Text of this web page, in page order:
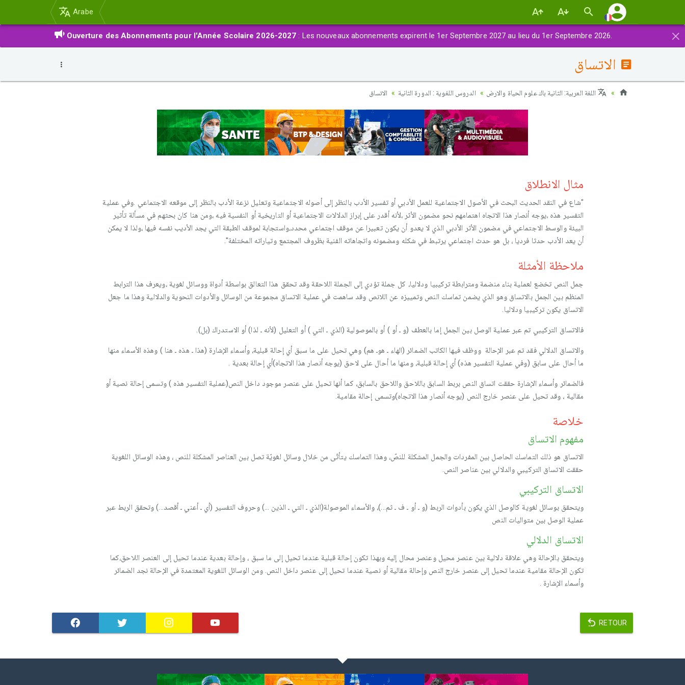
Arabe
×
Ouverture des Abonnements pour l'Année Scolaire 2026-2027 : Les nouveaux abonnements expirent le 1er Septembre 2027 au lieu du 1er Septembre 2026.
الاتساق
اللغة العربية: الثانية باك علوم الحياة والارض الدروس اللغوية : الدورة الثانية الاتساق
مثال الانطلاق
"شاع في النقد الحديث البحث في الأصول الاجتماعية للعمل الأدبي أو تفسير الأدب بالنظر إلى أصوله الاجتماعية وتعليل نزعة الأدب بالنظر إلى موقعه الاجتماعي .وفي عملية
التفسير هذه ،يوجه أنصار هذا الاتجاه اهتمامهم نحو مضمون الأثر ،لأنه أقدر على إبراز الدلالات الاجتماعية أو التاريخية أو النفسية فيه ،ومن هنا كان بحثهم في مسألة تأثير
البيئة والوسط الاجتماعي في مضمون الأثر الأدبي الذي لا يعدو أن يكون تعبيرا عن موقف اجتماعي محدد،واستجابة لموقف الطبقة التي يجد الأديب نفسه فيها ،ولذا لا يمكن
أن يعد الأدب حدثا فرديا ، بل هو حدث اجتماعي يرتبط في شكله ومضمونه واتجاهاته الفنية بظروف المجتمع وتياراته المختلفة".
ملاحظة الأمثلة
جمل النص تخضع لعملية بناء منضمة ومترابطة تركيبيا ودلاليا، كل جملة تؤدي إلى الجملة اللاحقة وقد تحقق هذا التعالق بواسطة أدواة ووسائل لغوية ،ويعرف هذا الترابط
المنظم بين الجمل بالاتساق وهو الذي يضمن تماسك النص وتمييزه عن اللانص وقد ساهمت في عملية الاتساق مجموعة من الوسائل والأدوات النحوية والدلالية وهذا ما جعل
الاتساق يكون تركيبيا ودلاليا.
فالاتساق التركيبي تم عبر عملية الوصل بين الجمل إما بالعطف (و ـ أو ) أو بالموصولية (الذي ـ التي ) أو التعليل (لأنه ـ لذا) أو الاستدراك (بل).
والاتساق الدلالي فقد تم عبر الإحالة ووظف فيها الكاتب الضمائر (الهاء ـ هوـ هم) وهي تحيل على ما سبق أي إحالة قبلية، وأسماء الإشارة (هذا ـ هذه ـ هنا ) وهذه الأسماء منها
ما أحال على سابق (وفي عملية التفسير هذه) أي إحالة قبلية، ومنها ما أحال على لاحق (يوجه أنصار هذا الاتجاه)أي إحالة بعدية .
فالضمائر وأسماء الإشارة حققت اتساق النص بربط السابق باللاحق واللاحق بالسابق، كما أنها تحيل على عنصر موجود داخل النص(عملية التفسير هذه ) وتسمى إحالة نصية أو
مقالية ، وقد تحيل على عنصر خارج النص (يوجه أنصار هذا الاتجاه)وتسمى إحالة مقامية.
خلاصة
مفهوم الاتساق
الاتساق هو ذلك التماسك الحاصل بين المفردات والجمل المشكلة للنصّ، وهذا التماسك يتأتّى من خلال وسائل لغويّة تصل بين العناصر المشكلة للنص ، وهذه الوسائل اللغوية
حققت الاتساق التركيبي والدلالي بين عناصر النص.
الاتساق التركيبي
ويتحقق بوسائل لغوية كالوصل الذي يكون بأدوات الربط (و ـ أو ـ ف ـ ثم...)، والأسماء الموصولة(الذي ـ التي ـ الذين ...) وحروف التفسير (أي ـ أعني ـ أقصد...) وتحقق الربط عبر
عملية الوصل بين متواليات النص
الاتساق الدلالي
ويتحقق بالإحالة وهي علاقة دلالية بين عنصر محيل وعنصر محال إليه وبهذا تكون إحالة قبلية عندما تحيل إلى ما سبق ، وإحالة بعدية عندما تحيل إلى العنصر اللاحق،كما
تكون الإحالة مقامية عندما تحيل إلى عنصر خارج النص وإحالة مقالية أو نصية عندما تحيل إلى عنصر داخل النص. ومن الوسائل اللغوية المعتمدة في الإحالة نجد الضمائر
وأسماء الإشارة .
RETOUR